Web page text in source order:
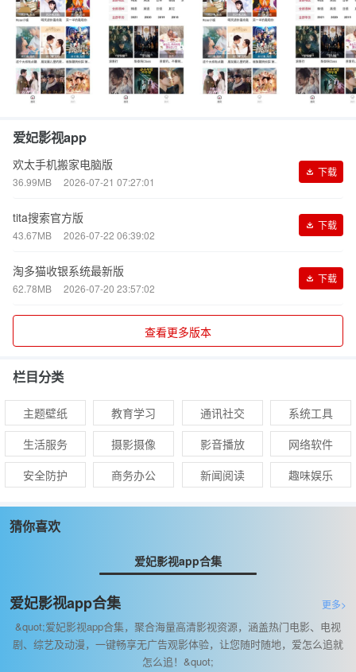
爱妃影视app
欢太手机搬家电脑版
36.99MB 2026-07-21 07:27:01
下载
tita搜索官方版
43.67MB 2026-07-22 06:39:02
下载
淘多猫收银系统最新版
62.78MB 2026-07-20 23:57:02
下载
查看更多版本
栏目分类
主题壁纸 教育学习 通讯社交
系统工具
生活服务
摄影摄像 影音播放
网络软件
安全防护
商务办公 新闻阅读 趣味娱乐
猜你喜欢
爱妃影视app合集
爱妃影视app合集 更多>
&quot;爱妃影视app合集，聚合海量高清影视资源，涵盖热门电影、电视
剧、综艺及动漫，一键畅享无广告观影体验，让您随时随地，爱怎么追就
怎么追！&quot;